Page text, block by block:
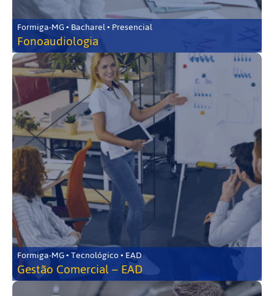
Formiga-MG • Bacharel • Presencial
Fonoaudiologia
Formiga-MG • Tecnológico • EAD
Gestão Comercial – EAD